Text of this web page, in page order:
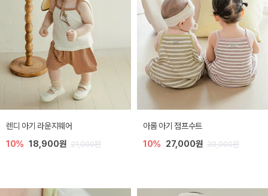
렌디 아기 라운지웨어
10% 18,900원 21,000원
아롬 아기 점프수트
10% 27,000원 30,000원